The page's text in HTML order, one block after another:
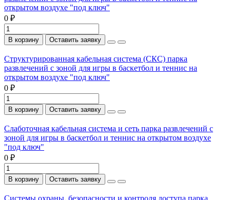
открытом воздухе "под ключ"
0 ₽
В корзину Оставить заявку
Структурированная кабельная система (СКС) парка
развлечений с зоной для игры в баскетбол и теннис на
открытом воздухе "под ключ"
0 ₽
В корзину Оставить заявку
Слаботочная кабельная система и сеть парка развлечений с
зоной для игры в баскетбол и теннис на открытом воздухе
"под ключ"
0 ₽
В корзину Оставить заявку
Системы охраны, безопасности и контроля доступа парка